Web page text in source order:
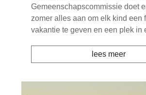
Gemeenschapscommissie doet
zomer alles aan om elk kind een
vakantie te geven en een plek in
lees meer